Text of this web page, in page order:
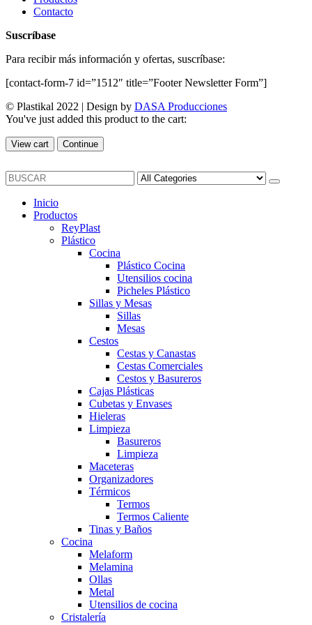
Contacto
Suscríbase
Para recibir más información y ofertas, suscríbase:
[contact-form-7 id=”1512″ title=”Footer Newsletter Form”]
© Plastikal 2022 | Design by DASA Producciones
You've just added this product to the cart:
View cart Continue
Inicio
Productos
ReyPlast
Plástico
Cocina
Plástico Cocina
Utensilios cocina
Picheles Plástico
Sillas y Mesas
Sillas
Mesas
Cestos
Cestas y Canastas
Cestas Comerciales
Cestos y Basureros
Cajas Plásticas
Cubetas y Envases
Hieleras
Limpieza
Basureros
Limpieza
Maceteras
Organizadores
Térmicos
Termos
Termos Caliente
Tinas y Baños
Cocina
Melaform
Melamina
Ollas
Metal
Utensilios de cocina
Cristalería